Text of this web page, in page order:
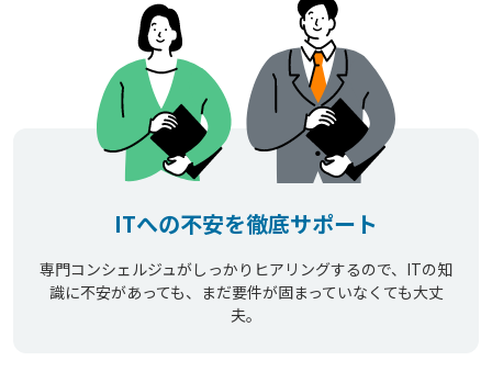
ITへの不安を徹底サポート
専門コンシェルジュがしっかりヒアリングするので、ITの知
識に不安があっても、まだ要件が固まっていなくても大丈
夫。